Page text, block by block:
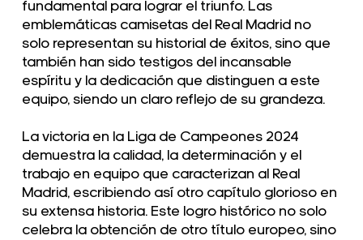
fundamental para lograr el triunfo. Las
emblemáticas camisetas del Real Madrid no
solo representan su historial de éxitos, sino que
también han sido testigos del incansable
espíritu y la dedicación que distinguen a este
equipo, siendo un claro reflejo de su grandeza.
La victoria en la Liga de Campeones 2024
demuestra la calidad, la determinación y el
trabajo en equipo que caracterizan al Real
Madrid, escribiendo así otro capítulo glorioso en
su extensa historia. Este logro histórico no solo
celebra la obtención de otro título europeo, sino